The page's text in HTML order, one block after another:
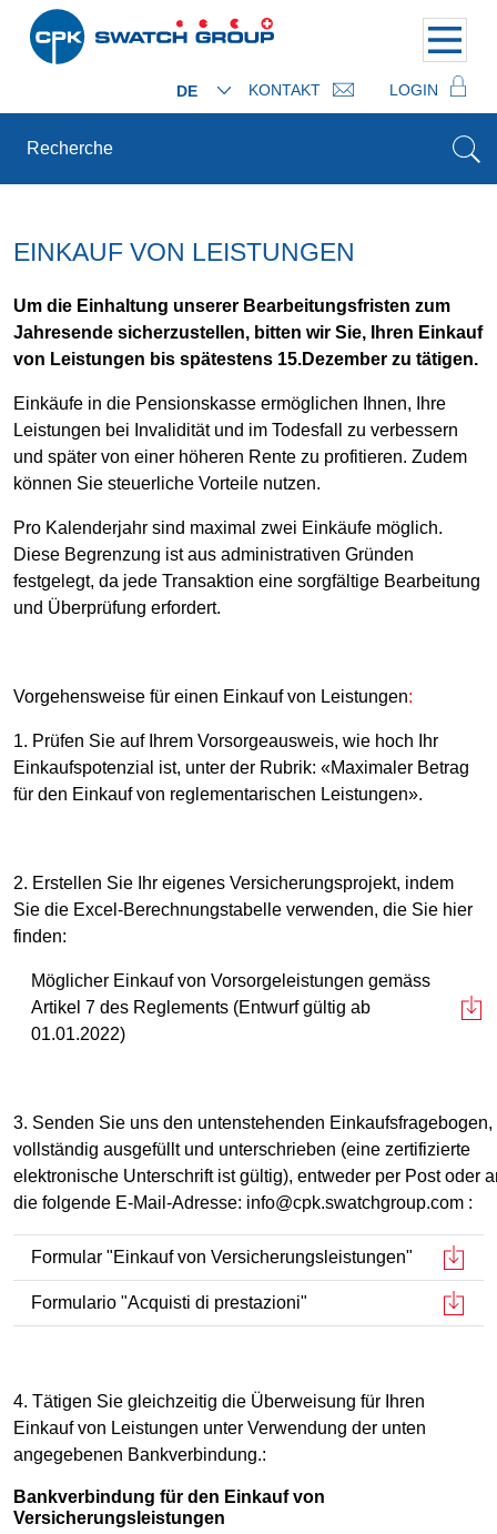
DE KONTAKT LOGIN
EINKAUF VON LEISTUNGEN
Um die Einhaltung unserer Bearbeitungsfristen zum
Jahresende sicherzustellen, bitten wir Sie, Ihren Einkauf
von Leistungen bis spätestens 15.Dezember zu tätigen.
Einkäufe in die Pensionskasse ermöglichen Ihnen, Ihre
Leistungen bei Invalidität und im Todesfall zu verbessern
und später von einer höheren Rente zu profitieren. Zudem
können Sie steuerliche Vorteile nutzen.
Pro Kalenderjahr sind maximal zwei Einkäufe möglich.
Diese Begrenzung ist aus administrativen Gründen
festgelegt, da jede Transaktion eine sorgfältige Bearbeitung
und Überprüfung erfordert.
Vorgehensweise für einen Einkauf von Leistungen:
1. Prüfen Sie auf Ihrem Vorsorgeausweis, wie hoch Ihr
Einkaufspotenzial ist, unter der Rubrik: «Maximaler Betrag
für den Einkauf von reglementarischen Leistungen».
2. Erstellen Sie Ihr eigenes Versicherungsprojekt, indem
Sie die Excel-Berechnungstabelle verwenden, die Sie hier
finden:
Möglicher Einkauf von Vorsorgeleistungen gemäss
Artikel 7 des Reglements (Entwurf gültig ab
01.01.2022)
3. Senden Sie uns den untenstehenden Einkaufsfragebogen,
vollständig ausgefüllt und unterschrieben (eine zertifizierte
elektronische Unterschrift ist gültig), entweder per Post oder
die folgende E-Mail-Adresse: info@cpk.swatchgroup.com :
Formular "Einkauf von Versicherungsleistungen"
Formulario "Acquisti di prestazioni"
4. Tätigen Sie gleichzeitig die Überweisung für Ihren
Einkauf von Leistungen unter Verwendung der unten
angegebenen Bankverbindung.:
Bankverbindung für den Einkauf von
Versicherungsleistungen